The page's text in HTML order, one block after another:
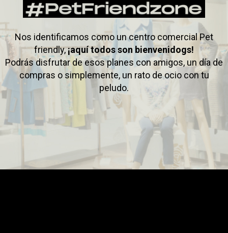
Nos identificamos como un centro comercial Pet
friendly,¡aquí todos son bienvenidogs!
Podrás disfrutar de esos planes con amigos, un día de
compras o simplemente, un rato de ocio con tu
peludo.